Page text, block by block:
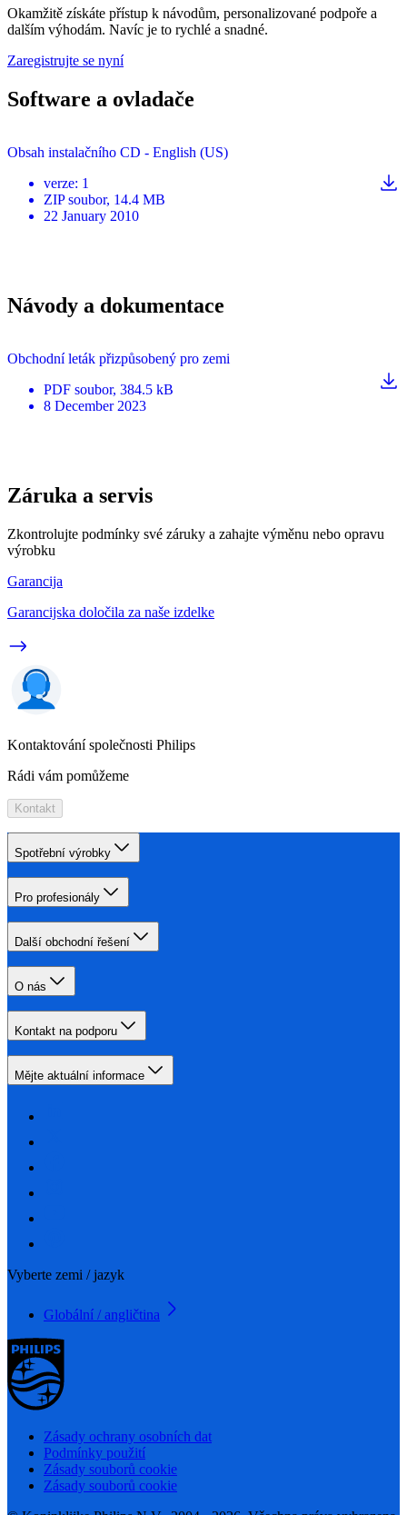
Okamžitě získáte přístup k návodům, personalizované podpoře a
dalším výhodám. Navíc je to rychlé a snadné.
Zaregistrujte se nyní
Software a ovladače
Obsah instalačního CD - English (US)
verze: 1
ZIP soubor, 14.4 MB
22 January 2010
Návody a dokumentace
Obchodní leták přizpůsobený pro zemi
PDF soubor, 384.5 kB
8 December 2023
Záruka a servis
Zkontrolujte podmínky své záruky a zahajte výměnu nebo opravu
výrobku
Garancija
Garancijska določila za naše izdelke
Kontaktování společnosti Philips
Rádi vám pomůžeme
Kontakt
Spotřební výrobky
Pro profesionály
Další obchodní řešení
O nás
Kontakt na podporu
Mějte aktuální informace
Vyberte zemi / jazyk
Globální / angličtina
Zásady ochrany osobních dat
Podmínky použití
Zásady souborů cookie
Zásady souborů cookie